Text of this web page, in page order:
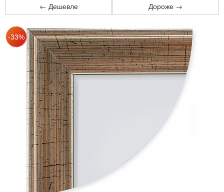
← Дешевле Дороже →